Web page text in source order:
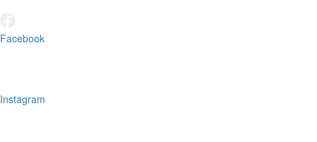
Facebook
Instagram